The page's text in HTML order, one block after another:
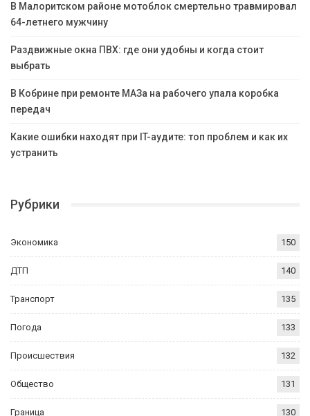
В Малоритском районе мотоблок смертельно травмировал
64-летнего мужчину
Раздвижные окна ПВХ: где они удобны и когда стоит
выбрать
В Кобрине при ремонте МАЗа на рабочего упала коробка
передач
Какие ошибки находят при IT-аудите: топ проблем и как их
устранить
Рубрики
Экономика 150
ДТП 140
Транспорт 135
Погода 133
Происшествия 132
Общество 131
Граница 130